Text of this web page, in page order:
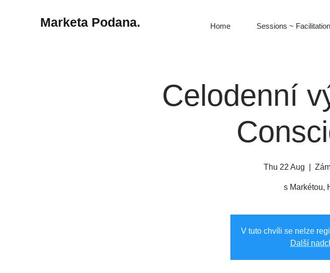
Marketa Podana. Home Sessions ~
Celodenní
Thu 22 Aug
s Markétou,
V tuto chvíli se nelze
Další